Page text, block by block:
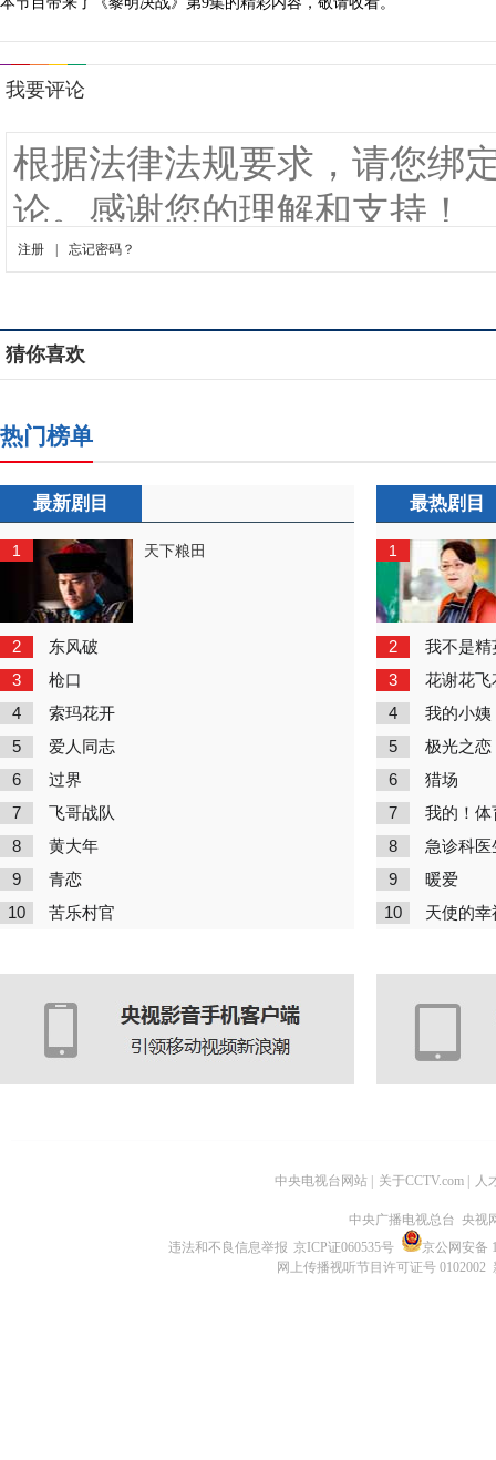
猜你喜欢
热门榜单
最新剧目
1 天下粮田
2 东风破
3 枪口
4 索玛花开
5 爱人同志
6 过界
7 飞哥战队
8 黄大年
9 青恋
10 苦乐村官
最热剧目
1
2 我不是精
3 花谢花飞
4 我的小姨
5 极光之恋
6 猎场
7 我的！体
8 急诊科医
9 暖爱
10 天使的幸
中央电视台网站 关于CCTV.com 人
中央广播电视总台 央视
违法和不良信息举报 京ICP证060535号
京公网安备
网上传播视听节目许可证号 0102002